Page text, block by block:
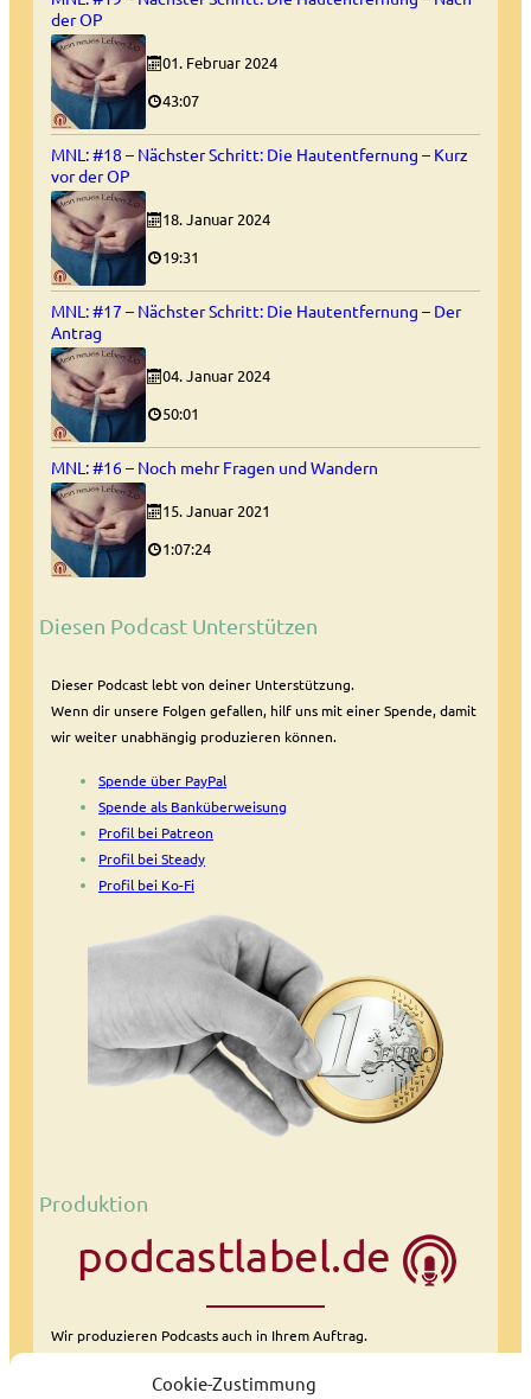
Cookie-Zustimmung
der OP
01. Februar 2024
43:07
MNL: #18 – Nächster Schritt: Die Hautentfernung – Kurz
vor der OP
18. Januar 2024
19:31
MNL: #17 – Nächster Schritt: Die Hautentfernung – Der
Antrag
04. Januar 2024
50:01
MNL: #16 – Noch mehr Fragen und Wandern
15. Januar 2021
1:07:24
Diesen Podcast Unterstützen
Dieser Podcast lebt von deiner Unterstützung.
Wenn dir unsere Folgen gefallen, hilf uns mit einer Spende, damit
wir weiter unabhängig produzieren können.
Spende über PayPal
Spende als Banküberweisung
Profil bei Patreon
Profil bei Steady
Profil bei Ko-Fi
Produktion
Wir produzieren Podcasts auch in Ihrem Auftrag.
Podcasts eignen sich wunderbar als Öffentlichkeitsarbeit.